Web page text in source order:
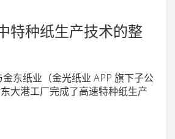
特种纸生产技术的整
东纸业（金光纸业 APP 旗下子公
大港工厂完成了高速特种纸生产